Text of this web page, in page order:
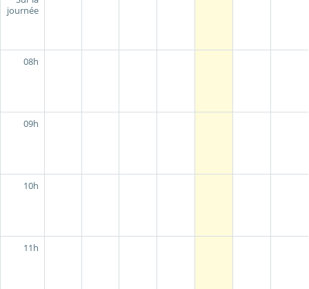
journée
08h
09h
10h
11h